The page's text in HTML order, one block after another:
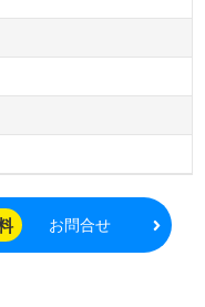
お問合せ